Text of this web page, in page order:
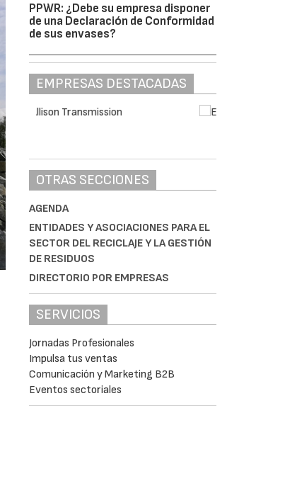
PPWR: ¿Debe su empresa disponer
de una Declaración de Conformidad
de sus envases?
EMPRESAS DESTACADAS
OTRAS SECCIONES
AGENDA
ENTIDADES Y ASOCIACIONES PARA EL
SECTOR DEL RECICLAJE Y LA GESTIÓN
DE RESIDUOS
DIRECTORIO POR EMPRESAS
SERVICIOS
Jornadas Profesionales
Impulsa tus ventas
Comunicación y Marketing B2B
Eventos sectoriales